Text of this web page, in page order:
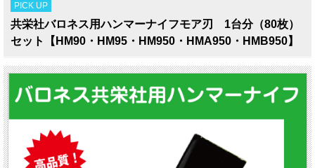
PICK UP
共栄社バロネス用ハンマーナイフモア刃 1台分（80枚）
セット【HM90・HM95・HM950・HMA950・HMB950】